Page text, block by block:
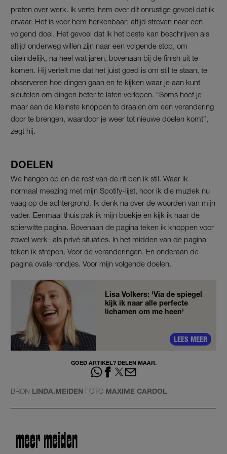
praten over werk. Ik vertel hem over dit onrustige gevoel dat ik
ervaar. Het is voor hem herkenbaar; altijd streven naar een
volgend doel. Het gevoel dat ik het beste kan beschrijven als
altijd onderweg willen zijn naar een volgende stop, om
uiteindelijk, na heel wat jaren, bovenaan bij de finish uit te
komen. Hij vertelt me dat het juist goed is om stil te staan, te
observeren hoe dingen gaan en te kijken waar je aan kunt
sleutelen om dingen beter te laten verlopen. “Soms hoef je
maar aan de kleinste knoppen te draaien om een verandering
door te brengen, waardoor je weer tot nieuwe doelen komt”,
zegt hij.
DOELEN
We hangen op en de rest van de rit ben ik stil. Waar ik
normaal meezing met mijn Spotify-lijst, hoor ik die muziek nu
vaag op de achtergrond. Ik denk na over de woorden van mijn
vader. Eenmaal thuis pak ik mijn boekje en kijk ik naar de
spierwitte pagina. Bovenaan de pagina teken ik knoppen voor
zowel werk- als privé situaties. In het midden van de pagina
teken ik strepen. Voor de veranderingen. En onderaan de
pagina ovale rondjes. Voor mijn volgende doelen.
Lisa Volkers: 'Via de spiegel
kijk ik naar alle perfecte
lichamen om me heen'
LEES MEER
GOED ARTIKEL? DELEN MAAR.
BRON LINDA.MEIDEN FOTO MAXIME CARDOL
meer meiden